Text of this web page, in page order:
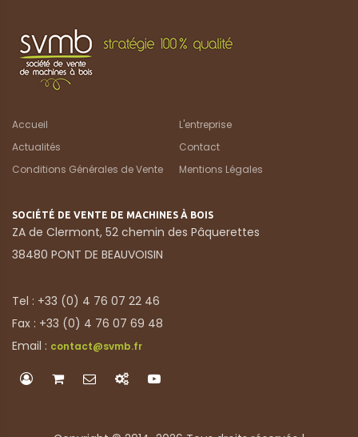
Accueil
L'entreprise
Actualités
Contact
Conditions Générales de Vente
Mentions Légales
SOCIÉTÉ DE VENTE DE MACHINES À BOIS
ZA de Clermont, 52 chemin des Pâquerettes
38480 PONT DE BEAUVOISIN
Tel : +33 (0) 4 76 07 22 46
Fax : +33 (0) 4 76 07 69 48
Email : contact@svmb.fr